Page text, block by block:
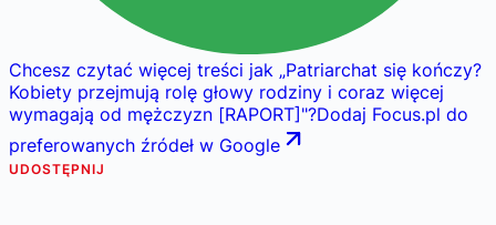
Chcesz czytać więcej treści jak „Patriarchat się kończy?
Kobiety przejmują rolę głowy rodziny i coraz więcej
wymagają od mężczyzn [RAPORT] "?Dodaj Focus.pl do
preferowanych źródeł w Google
UDOSTĘPNIJ